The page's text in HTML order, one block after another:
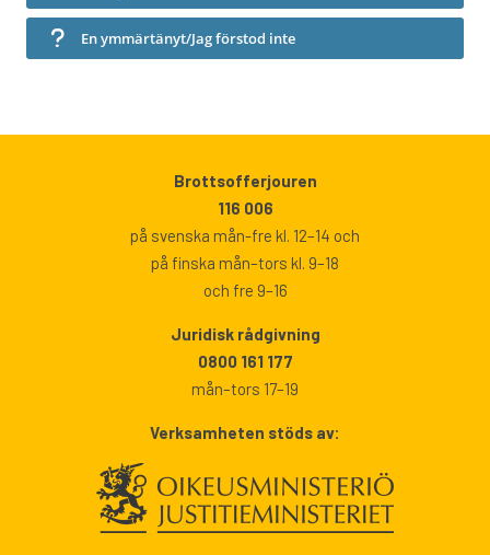
En ymmärtänyt/Jag förstod inte
Brottsofferjouren
116 006
på svenska mån-fre kl. 12–14 och
på finska mån–tors kl. 9–18
och fre 9–16
Juridisk rådgivning
0800 161 177
mån–tors 17–19
Verksamheten stöds av: